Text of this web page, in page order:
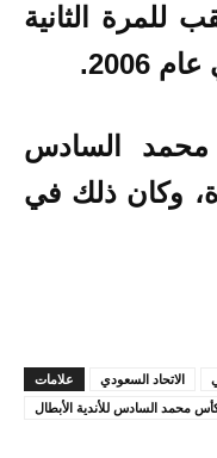
للمرة الثانية
محمد السادس
وكان ذلك في
علامات الاتحاد السعودي
محمد السادس للأندية الأبطال